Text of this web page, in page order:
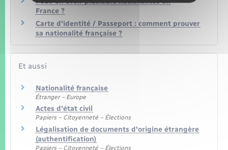
France ?
Carte d'identité / Passeport : comment prouver
sa nationalité française ?
Et aussi
Nationalité française
Étranger – Europe
Actes d'état civil
Papiers – Citoyenneté – Élections
Légalisation de documents d'origine étrangère
(authentification)
Papiers – Citoyenneté – Élections